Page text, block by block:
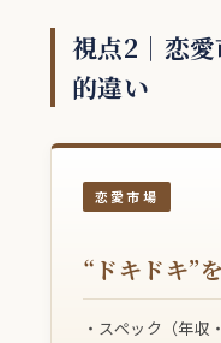
視点2｜恋
的違い
恋愛市場
“ドキドキ”
・スペック（年収